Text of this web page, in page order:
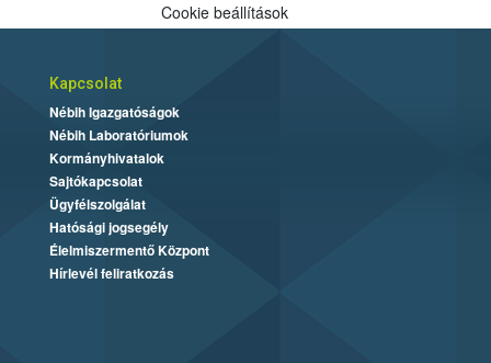
Cookie beállítások
Kapcsolat
Nébih Igazgatóságok
Nébih Laboratóriumok
Kormányhivatalok
Sajtókapcsolat
Ügyfélszolgálat
Hatósági jogsegély
Élelmiszermentő Központ
Hírlevél feliratkozás